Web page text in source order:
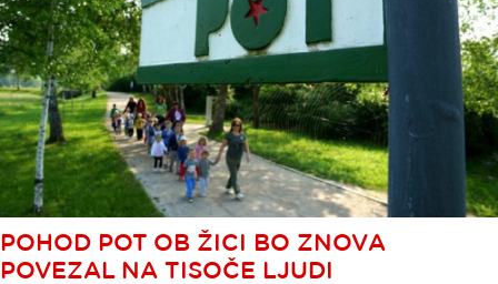
POHOD POT OB ŽICI BO ZNOVA
POVEZAL NA TISOČE LJUDI